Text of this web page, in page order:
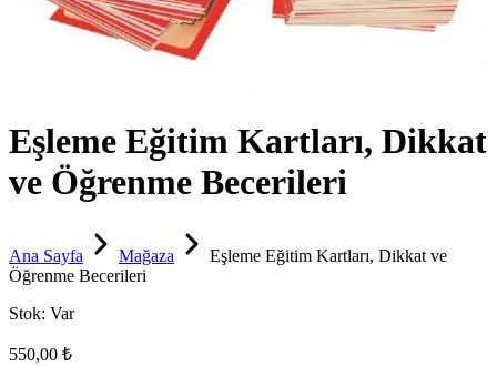
Eşleme Eğitim Kartları, Dikkat
ve Öğrenme Becerileri
Ana Sayfa Mağaza
Eşleme Eğitim Kartları, Dikkat ve
Öğrenme Becerileri
Stok: Var
550,00 ₺